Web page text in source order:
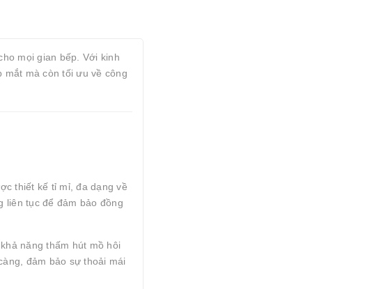
mọi gian bếp. Với kinh
mắt mà còn tối ưu về công
thiết kế tỉ mỉ, đa dạng về
liên tục để đảm bảo đồng
năng thấm hút mồ hôi
đảm bảo sự thoải mái